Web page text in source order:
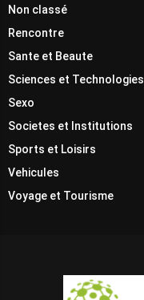
Non classé
Rencontre
Sante et Beaute
Sciences et Technologies
Sexo
Societes et Institutions
Sports et Loisirs
Vehicules
Voyage et Tourisme